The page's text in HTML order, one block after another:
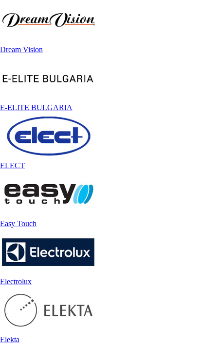
Dream Vision
E-ELITE BULGARIA
ELECT
Easy Touch
Electrolux
Elekta